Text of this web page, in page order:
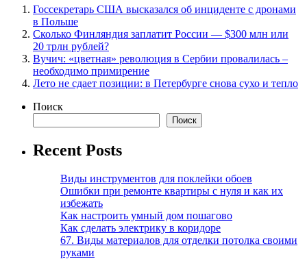
Госсекретарь США высказался об инциденте с дронами
в Польше
Сколько Финляндия заплатит России — $300 млн или
20 трлн рублей?
Вучич: «цветная» революция в Сербии провалилась –
необходимо примирение
Лето не сдает позиции: в Петербурге снова сухо и тепло
Поиск
Поиск
Recent Posts
Виды инструментов для поклейки обоев
Ошибки при ремонте квартиры с нуля и как их
избежать
Как настроить умный дом пошагово
Как сделать электрику в коридоре
67. Виды материалов для отделки потолка своими
руками